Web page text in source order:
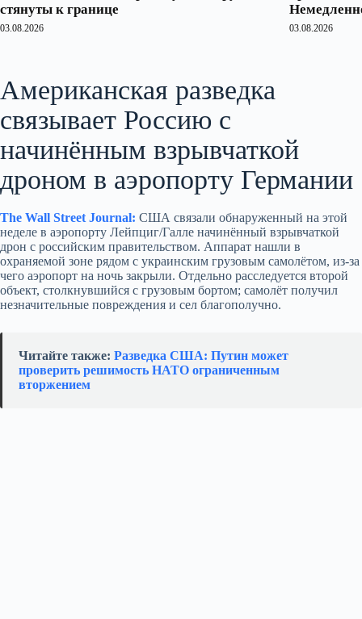
стянуты к границе
03.08.2026 03.08.2026
Американская разведка
связывает Россию с
начинённым взрывчаткой
дроном в аэропорту Германии
The Wall Street Journal: США связали обнаруженный на этой
неделе в аэропорту Лейпциг/Галле начинённый взрывчаткой
дрон с российским правительством. Аппарат нашли в
охраняемой зоне рядом с украинским грузовым самолётом, из‑за
чего аэропорт на ночь закрыли. Отдельно расследуется второй
объект, столкнувшийся с грузовым бортом; самолёт получил
незначительные повреждения и сел благополучно.
Читайте также: Разведка США: Путин может
проверить решимость НАТО ограниченным
вторжением